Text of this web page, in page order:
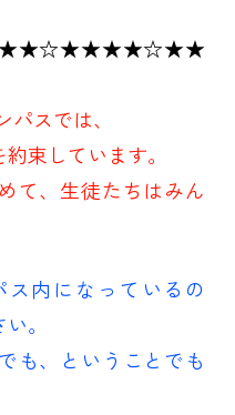
スでは、
束しています。
て、生徒たちはみん
内になっているの
。
も、ということでも